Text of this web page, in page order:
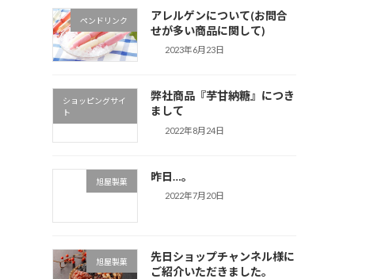
ペンドリンク
アレルゲンについて(お問合
せが多い商品に関して)
2023年6月23日
ショッピングサイ
ト
弊社商品『芋甘納糖』につき
まして
2022年8月24日
旭屋製菓 昨日…。
2022年7月20日
旭屋製菓
先日ショップチャンネル様に
ご紹介いただきました。